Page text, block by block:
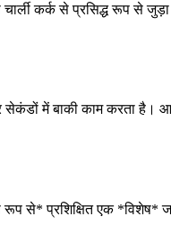
कर्क से प्रसिद्ध रूप से जुड़ा
में बाकी काम करता है।
प्रशिक्षित एक *विशेष*